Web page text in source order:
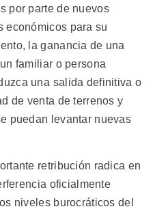
por parte de nuevos
económicos para su
la ganancia de una
familiar o persona
una salida definitiva o
de venta de terrenos y
puedan levantar nuevas
retribución radica en
oficialmente
niveles burocráticos del